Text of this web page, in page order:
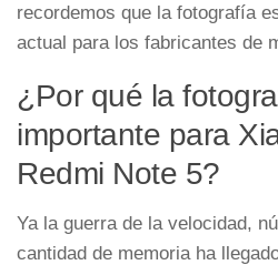
recordemos que la fotografía
actual para los fabricantes de
¿Por qué la
importante para
Redmi Note 5?
Ya la guerra de la velocidad,
cantidad de memoria ha